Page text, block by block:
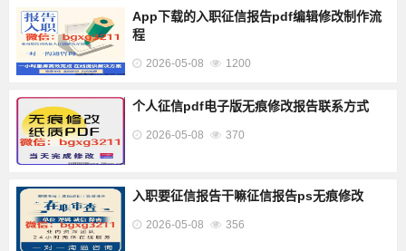
App下载的入职征信报告pdf编辑修改制作流
程
2026-05-08 1200
个人征信pdf电子版无痕修改报告联系方式
2026-05-08 370
入职要征信报告干嘛征信报告ps无痕修改
2026-05-08 356